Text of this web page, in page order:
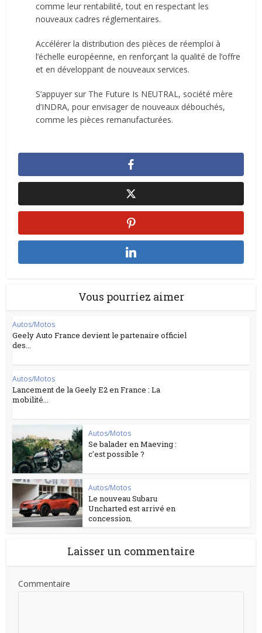
comme leur rentabilité, tout en respectant les
nouveaux cadres réglementaires.
Accélérer la distribution des pièces de réemploi à
l’échelle européenne, en renforçant la qualité de l’offre
et en développant de nouveaux services.
S’appuyer sur The Future Is NEUTRAL, société mère
d’INDRA, pour envisager de nouveaux débouchés,
comme les pièces remanufacturées.
Vous pourriez aimer
Autos/Motos
Geely Auto France devient le partenaire officiel
des...
Autos/Motos
Lancement de la Geely E2 en France : La
mobilité...
Autos/Motos
Se balader en Maeving :
c’est possible ?
Autos/Motos
Le nouveau Subaru
Uncharted est arrivé en
concession.
Laisser un commentaire
Commentaire